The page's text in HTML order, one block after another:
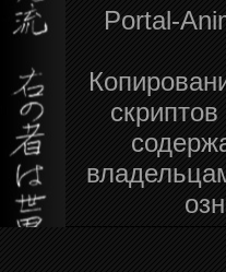
Portal-